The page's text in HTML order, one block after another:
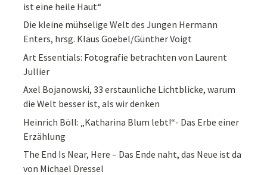
ist eine heile Haut“
Die kleine mühselige Welt des Jungen Hermann
Enters, hrsg. Klaus Goebel/Günther Voigt
Art Essentials: Fotografie betrachten von Laurent
Jullier
Axel Bojanowski, 33 erstaunliche Lichtblicke, warum
die Welt besser ist, als wir denken
Heinrich Böll: „Katharina Blum lebt!“- Das Erbe einer
Erzählung
The End Is Near, Here – Das Ende naht, das Neue ist da
von Michael Dressel